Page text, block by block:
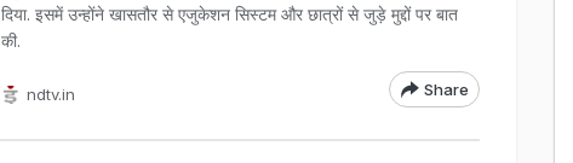
दिया. इसमें उन्होंने खासतौर से एजुकेशन सिस्टम और छात्रों से जुड़े मुद्दों पर बात
की.
ndtv.in Share